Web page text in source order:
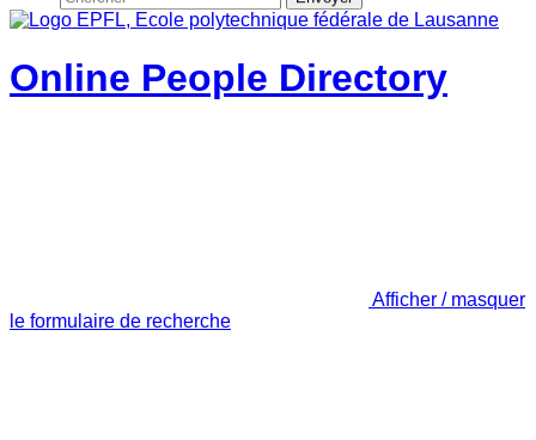
Online People Directory
Afficher / masquer
le formulaire de recherche